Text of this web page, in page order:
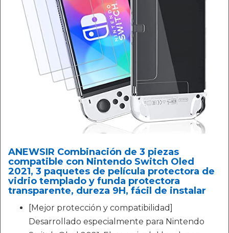
ANEWSIR Combinación de 3 piezas
compatible con Nintendo Switch Oled
2021, 3 paquetes de película protectora de
vidrio templado y funda protectora
transparente, dureza 9H, fácil de instalar
[Mejor protección y compatibilidad]
Desarrollado especialmente para Nintendo